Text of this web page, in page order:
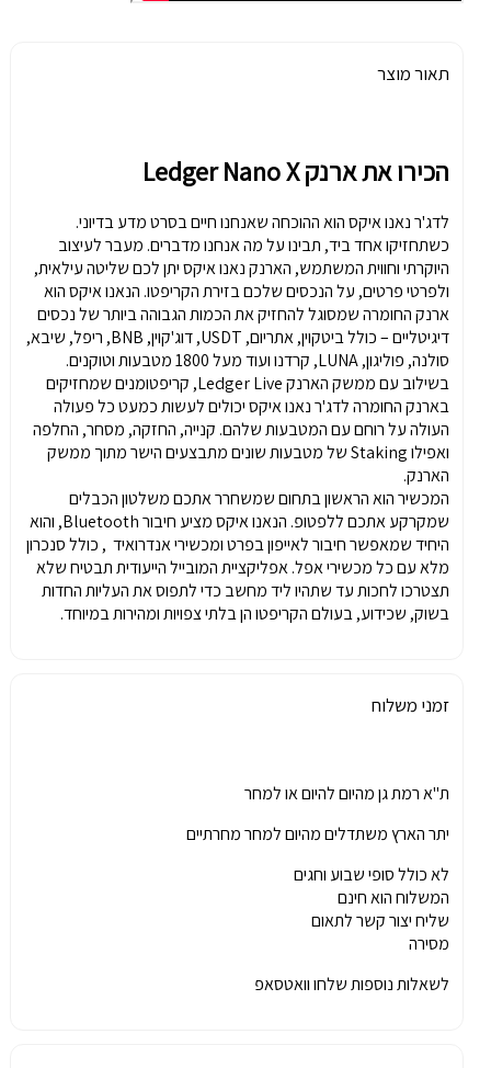
תאור מוצר
הכירו את ארנק Ledger Nano X
לדג'ר נאנו איקס הוא ההוכחה שאנחנו חיים בסרט מדע בדיוני.
כשתחזיקו אחד ביד, תבינו על מה אנחנו מדברים. מעבר לעיצוב
היוקרתי וחווית המשתמש, הארנק נאנו איקס יתן לכם שליטה עילאית,
ולפרטי פרטים, על הנכסים שלכם בזירת הקריפטו. הנאנו איקס הוא
ארנק החומרה שמסוגל להחזיק את הכמות הגבוהה ביותר של נכסים
דיגיטליים – כולל ביטקוין, אתריום, USDT, דוג'קוין, BNB, ריפל, שיבא,
סולנה, פוליגון, LUNA, קרדנו ועוד מעל 1800 מטבעות וטוקנים.
בשילוב עם ממשק הארנק Ledger Live, קריפטומנים שמחזיקים
בארנק החומרה לדג'ר נאנו איקס יכולים לעשות כמעט כל פעולה
העולה על רוחם עם המטבעות שלהם. קנייה, החזקה, מסחר, החלפה
ואפילו Staking של מטבעות שונים מתבצעים הישר מתוך ממשק
הארנק.
המכשיר הוא הראשון בתחום שמשחרר אתכם משלטון הכבלים
שמקרקע אתכם ללפטופ. הנאנו איקס מציע חיבור Bluetooth, והוא
היחיד שמאפשר חיבור לאייפון בפרט ומכשירי אנדרואיד , כולל סנכרון
מלא עם כל מכשירי אפל. אפליקציית המובייל הייעודית תבטיח שלא
תצטרכו לחכות עד שתהיו ליד מחשב כדי לתפוס את העליות החדות
בשוק, שכידוע, בעולם הקריפטו הן בלתי צפויות ומהירות במיוחד.
זמני משלוח
ת"א רמת גן מהיום להיום או למחר
יתר הארץ משתדלים מהיום למחר מחרתיים
לא כולל סופי שבוע וחגים
המשלוח הוא חינם
שליח יצור קשר לתאום
מסירה
לשאלות נוספות שלחו וואטסאפ